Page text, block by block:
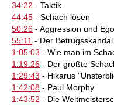
34:22 - Taktik
44:45 - Schach lösen
50:26 - Aggression und Ego
55:11 - Der
1:05:03 - Wie man im
1:19:26 - Der größte
1:29:43 - Hikarus
1:42:08 - Paul Morphy
1:43:52 - Die